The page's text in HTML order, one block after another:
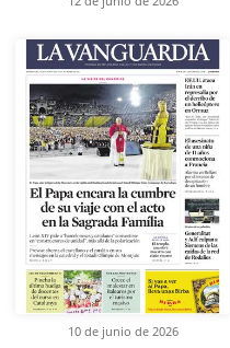
10 de junio de 2026